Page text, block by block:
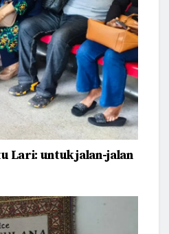
Lari: untuk jalan-jalan